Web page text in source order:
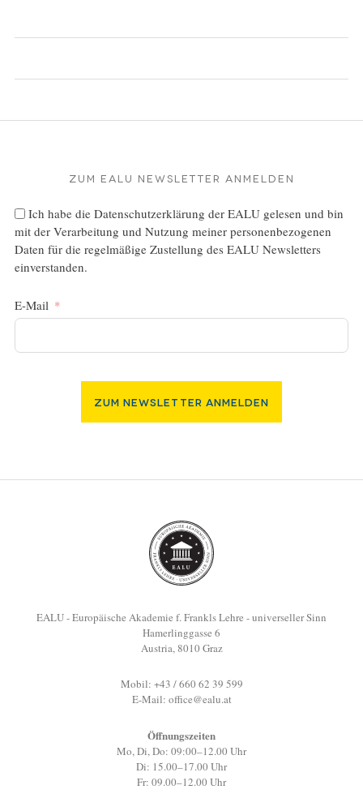
Zum EALU Newsletter anmelden
Ich habe die Datenschutzerklärung der EALU gelesen und bin
mit der Verarbeitung und Nutzung meiner personenbezogenen
Daten für die regelmäßige Zustellung des EALU Newsletters
einverstanden.
E-Mail
Zum Newsletter Anmelden
EALU - Europäische Akademie f. Frankls Lehre - universeller Sinn
Hamerlinggasse 6
Austria, 8010 Graz
Mobil: +43 / 660 62 39 599
E-Mail: office@ealu.at
Öffnungszeiten
Mo, Di, Do: 09:00–12.00 Uhr
Di: 15.00–17.00 Uhr
Fr: 09.00–12.00 Uhr